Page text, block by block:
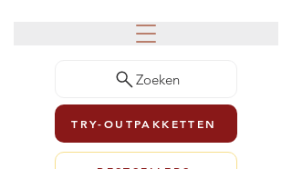
Zoeken
TRY-OUTPAKKETTEN